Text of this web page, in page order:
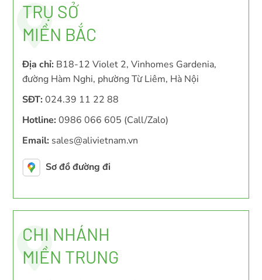
TRỤ SỞ
MIỀN BẮC
Địa chỉ: B18-12 Violet 2, Vinhomes Gardenia,
đường Hàm Nghi, phường Từ Liêm, Hà Nội
SĐT: 024.39 11 22 88
Hotline: 0986 066 605 (Call/Zalo)
Email: sales@alivietnam.vn
Sơ đồ đường đi
CHI NHÁNH
MIỀN TRUNG